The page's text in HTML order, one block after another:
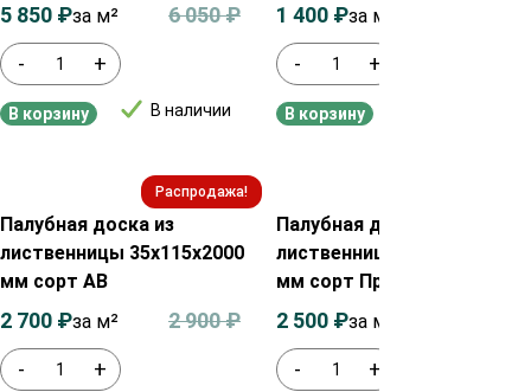
- +
В наличии
6 050₽
5 850 ₽за м²
В корзину
- +
1 400 ₽за м2
В корзину
Распродажа!
Палубная доска из
лиственницы 35х115х2000
мм сорт АВ
- +
2 900₽
2 700 ₽за м²
Палубная доска из
лиственницы 28х90х2000
мм сорт Прима
- +
2 500 ₽за м²